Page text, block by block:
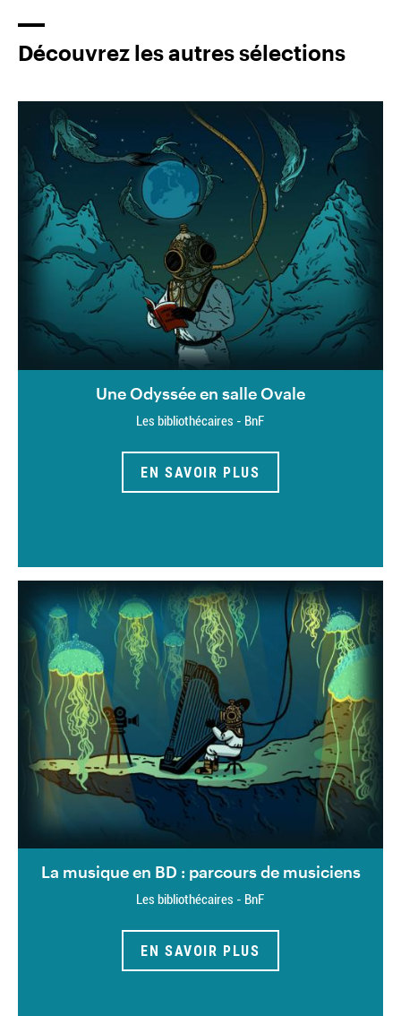
Découvrez les autres sélections
Une Odyssée en salle Ovale
Les bibliothécaires - BnF
EN SAVOIR PLUS
La musique en BD : parcours de musiciens
Les bibliothécaires - BnF
EN SAVOIR PLUS